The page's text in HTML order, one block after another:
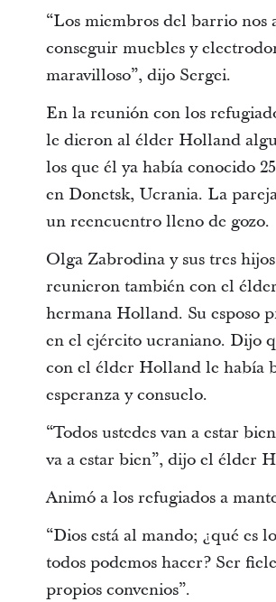
“Los miembros del barrio nos
conseguir muebles y
maravilloso”, dijo Sergei.
En la reunión con los
le dieron al élder Holland
los que él ya había conocido
en Donetsk, Ucrania. La
un reencuentro lleno de gozo.
Olga Zabrodina y sus tres hijos
reunieron también con el
hermana Holland. Su esposo
en el ejército ucraniano. Dijo
con el élder Holland le había
esperanza y consuelo.
“Todos ustedes van a estar
va a estar bien”, dijo el élder
Animó a los refugiados a
“Dios está al mando; ¿qué es
todos podemos hacer? Ser
propios convenios”.